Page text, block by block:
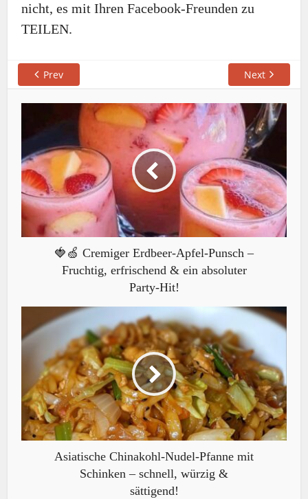
nicht, es mit Ihren Facebook-Freunden zu
TEILEN.
Prev Next
🍓🍏 Cremiger Erdbeer-Apfel-Punsch –
Fruchtig, erfrischend & ein absoluter
Party-Hit!
Asiatische Chinakohl-Nudel-Pfanne mit
Schinken – schnell, würzig &
sättigend!